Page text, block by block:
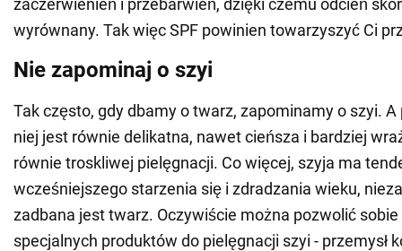
zaczerwienień i przebarwień, dzięki czemu odcień
wyrównany. Tak więc SPF powinien towarzyszyć Ci
Nie zapominaj o szyi
Tak często, gdy dbamy o twarz, zapominamy o szyi.
niej jest równie delikatna, nawet cieńsza i bardziej
równie troskliwej pielęgnacji. Co więcej, szyja ma
wcześniejszego starzenia się i zdradzania wieku,
zadbana jest twarz. Oczywiście można pozwolić sobie
specjalnych produktów do pielęgnacji szyi - przemysł